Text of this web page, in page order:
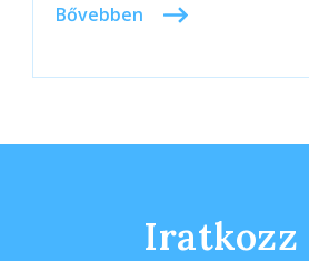
Bővebben
Iratkozz